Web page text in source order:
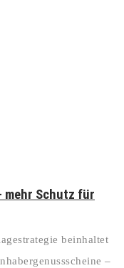
mehr Schutz für
beinhaltet
–